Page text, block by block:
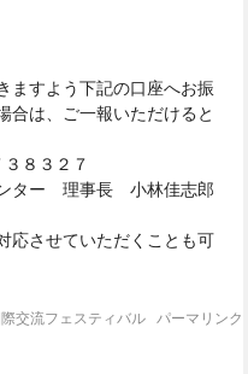
ますよう下記の口座へお振
合は、ご一報いただけると
８３２７
ター 理事長 小林佳志郎
応させていただくことも可
交流フェスティバル パーマリンク